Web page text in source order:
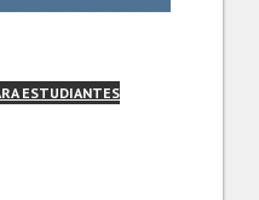
ESTUDIANTES